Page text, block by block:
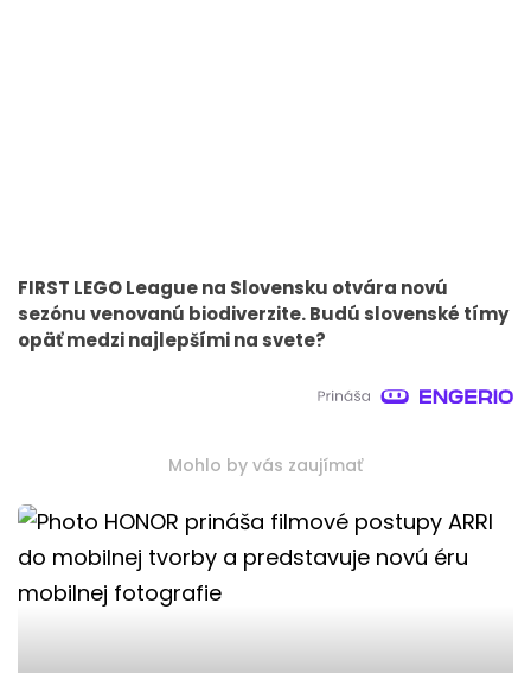
FIRST LEGO League na Slovensku otvára novú
sezónu venovanú biodiverzite. Budú slovenské tímy
opäť medzi najlepšími na svete?
Mohlo by vás zaujímať